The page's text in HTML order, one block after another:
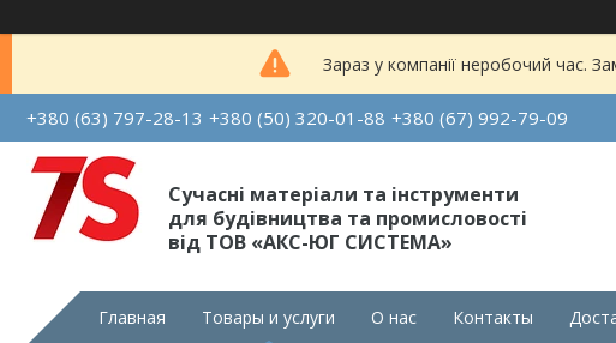
Зараз у компанії неробочий час.
+380 (63) 797-28-13 +380 (50) 320-01-88 +380 (67) 992-79-09
Сучасні матеріали та інструменти
для будівництва та промисловості
від ТОВ «АКС-ЮГ СИСТЕМА»
Главная Товары и услуги О нас Контакты